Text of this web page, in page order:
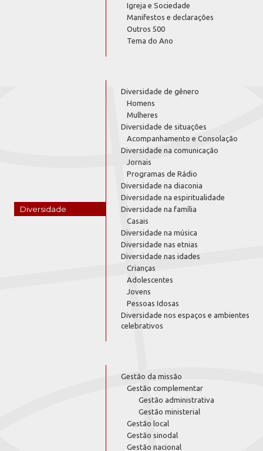
Igreja e Sociedade
Manifestos e declarações
Outros 500
Tema do Ano
Diversidade
Diversidade de gênero
Homens
Mulheres
Diversidade de situações
Acompanhamento e Consolação
Diversidade na comunicação
Jornais
Programas de Rádio
Diversidade na diaconia
Diversidade na espiritualidade
Diversidade na família
Casais
Diversidade na música
Diversidade nas etnias
Diversidade nas idades
Crianças
Adolescentes
Jovens
Pessoas Idosas
Diversidade nos espaços e ambientes
celebrativos
Gestão da missão
Gestão complementar
Gestão administrativa
Gestão ministerial
Gestão local
Gestão sinodal
Gestão nacional